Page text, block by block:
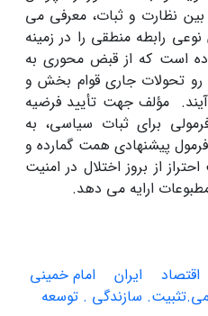
بین نظارت و ثبات، معرفی می‏
رابطه منطقی را در زمینه
است که از قبض‏ محوری به
تحولات جاری قوام‏ بخش و
مؤلف جهت تأیید فرضیه
برای ثبات سیاسی، به
پیشنهادی همت گمارده و
از بروز اختلال در امنیت
ارایه می ‏دهد.
اقتصاد ایران
امام‏ خمینی
سازندگی . توسعه